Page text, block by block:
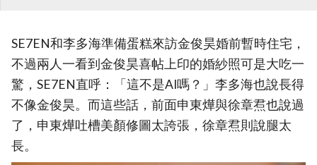
SE7EN和李多海準備蛋糕來訪金俊昊婚前暫時住宅，
不過兩人一看到金俊昊喜帖上印的婚紗照可是大吃一
驚，SE7EN直呼：「這不是AI嗎？」李多海也說長得
不像金俊昊。而這些話，前面申東燁與徐章焄也說過
了，申東燁吐槽美顏修圖太誇張，徐章焄則說腿太
長。